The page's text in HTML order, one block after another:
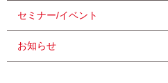
セミナー/イベント
お知らせ